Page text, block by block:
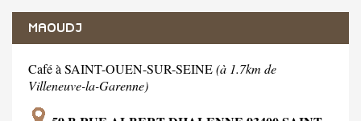
MAOUDJ
Café à SAINT-OUEN-SUR-SEINE(à 1.7km de
Villeneuve-la-Garenne)